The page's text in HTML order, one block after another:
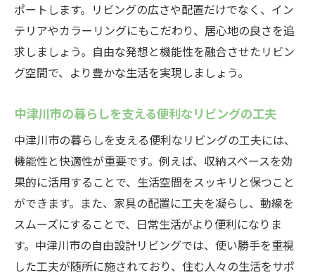
ポートします。リビングの広さや配置だけでなく、イン
テリアやカラーリングにもこだわり、居心地の良さを追
求しましょう。自由な発想と機能性を融合させたリビン
グ空間で、より豊かな生活を実現しましょう。
中津川市の暮らしを支える便利なリビングの工夫
中津川市の暮らしを支える便利なリビングの工夫には、
機能性と快適性が重要です。例えば、収納スペースを効
果的に活用することで、生活空間をスッキリと保つこと
ができます。また、家具の配置に工夫を凝らし、動線を
スムーズにすることで、日常生活がより便利になりま
す。中津川市の自由設計リビングでは、使い勝手を重視
した工夫が随所に施されており、住む人々の生活をサポ